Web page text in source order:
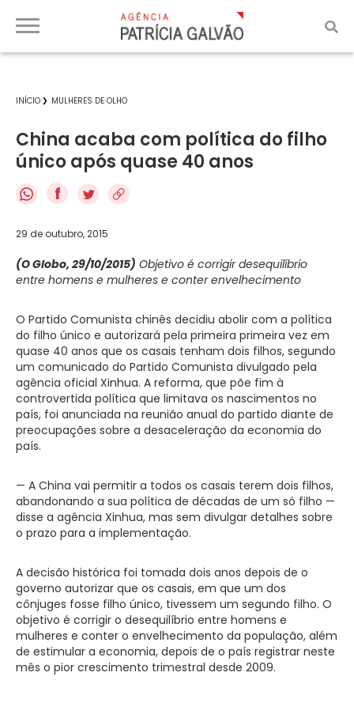
INÍCIO MULHERES DE OLHO
China acaba com política do filho
único após quase 40 anos
f
29 de outubro, 2015
(O Globo, 29/10/2015) Objetivo é corrigir desequilíbrio
entre homens e mulheres e conter envelhecimento
O Partido Comunista chinês decidiu abolir com a política
do filho único e autorizará pela primeira primeira vez em
quase 40 anos que os casais tenham dois filhos, segundo
um comunicado do Partido Comunista divulgado pela
agência oficial Xinhua. A reforma, que põe fim à
controvertida política que limitava os nascimentos no
país, foi anunciada na reunião anual do partido diante de
preocupações sobre a desaceleração da economia do
país.
— A China vai permitir a todos os casais terem dois filhos,
abandonando a sua política de décadas de um só filho —
disse a agência Xinhua, mas sem divulgar detalhes sobre
o prazo para a implementação.
A decisão histórica foi tomada dois anos depois de o
governo autorizar que os casais, em que um dos
cônjuges fosse filho único, tivessem um segundo filho. O
objetivo é corrigir o desequilíbrio entre homens e
mulheres e conter o envelhecimento da população, além
de estimular a economia, depois de o país registrar neste
mês o pior crescimento trimestral desde 2009.